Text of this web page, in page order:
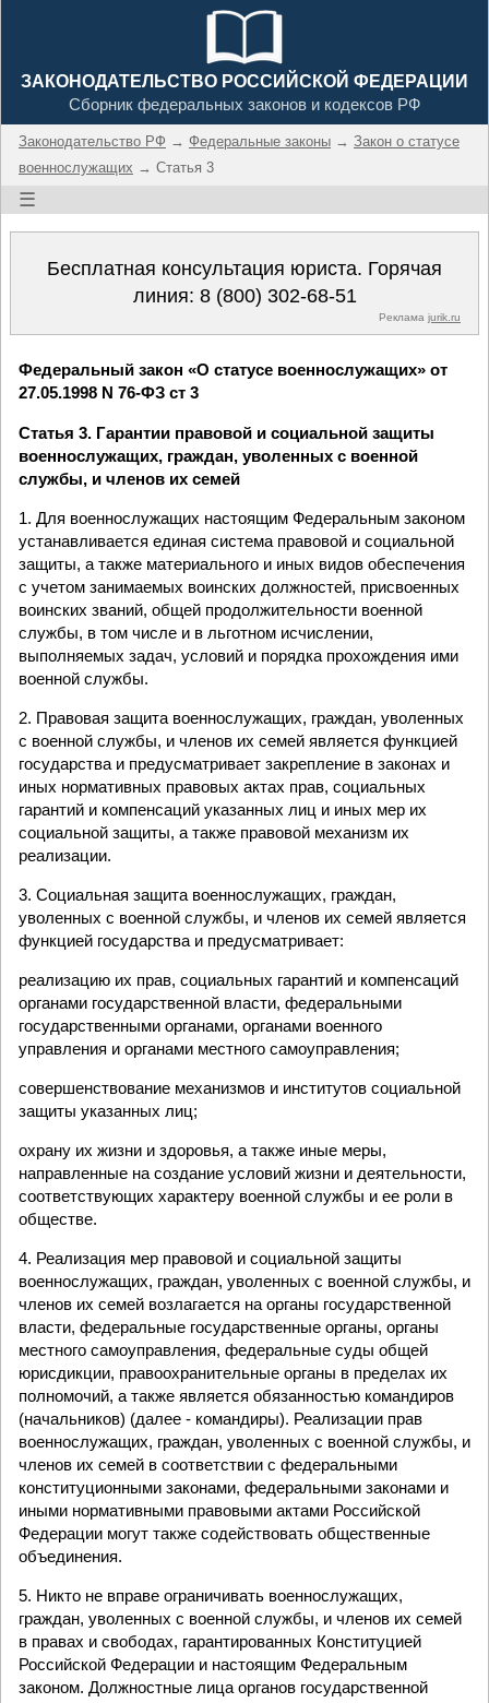
ЗАКОНОДАТЕЛЬСТВО РОССИЙСКОЙ ФЕДЕРАЦИИ
Сборник федеральных законов и кодексов РФ
Законодательство РФ → Федеральные законы → Закон о статусе
военнослужащих → Статья 3
☰
Бесплатная консультация юриста. Горячая
линия: 8 (800) 302-68-51
Реклама jurik.ru
Федеральный закон «О статусе военнослужащих» от
27.05.1998 N 76-ФЗ ст 3
Статья 3. Гарантии правовой и социальной защиты
военнослужащих, граждан, уволенных с военной
службы, и членов их семей
1. Для военнослужащих настоящим Федеральным законом
устанавливается единая система правовой и социальной
защиты, а также материального и иных видов обеспечения
с учетом занимаемых воинских должностей, присвоенных
воинских званий, общей продолжительности военной
службы, в том числе и в льготном исчислении,
выполняемых задач, условий и порядка прохождения ими
военной службы.
2. Правовая защита военнослужащих, граждан, уволенных
с военной службы, и членов их семей является функцией
государства и предусматривает закрепление в законах и
иных нормативных правовых актах прав, социальных
гарантий и компенсаций указанных лиц и иных мер их
социальной защиты, а также правовой механизм их
реализации.
3. Социальная защита военнослужащих, граждан,
уволенных с военной службы, и членов их семей является
функцией государства и предусматривает:
реализацию их прав, социальных гарантий и компенсаций
органами государственной власти, федеральными
государственными органами, органами военного
управления и органами местного самоуправления;
совершенствование механизмов и институтов социальной
защиты указанных лиц;
охрану их жизни и здоровья, а также иные меры,
направленные на создание условий жизни и деятельности,
соответствующих характеру военной службы и ее роли в
обществе.
4. Реализация мер правовой и социальной защиты
военнослужащих, граждан, уволенных с военной службы, и
членов их семей возлагается на органы государственной
власти, федеральные государственные органы, органы
местного самоуправления, федеральные суды общей
юрисдикции, правоохранительные органы в пределах их
полномочий, а также является обязанностью командиров
(начальников) (далее - командиры). Реализации прав
военнослужащих, граждан, уволенных с военной службы, и
членов их семей в соответствии с федеральными
конституционными законами, федеральными законами и
иными нормативными правовыми актами Российской
Федерации могут также содействовать общественные
объединения.
5. Никто не вправе ограничивать военнослужащих,
граждан, уволенных с военной службы, и членов их семей
в правах и свободах, гарантированных Конституцией
Российской Федерации и настоящим Федеральным
законом. Должностные лица органов государственной